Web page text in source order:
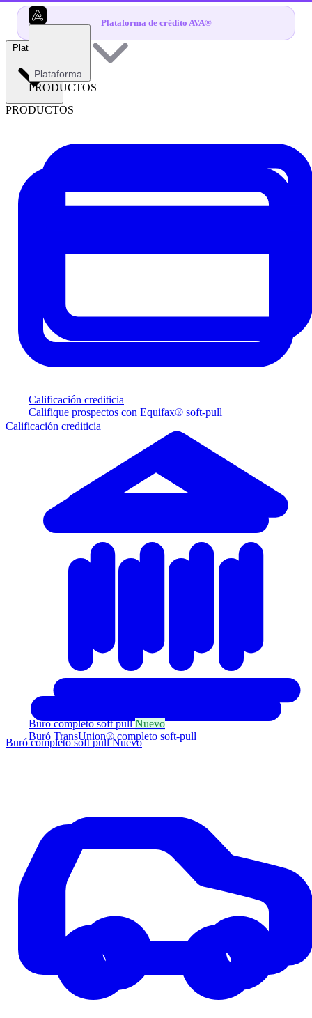
Plataforma de crédito AVA®
Plataforma
PRODUCTOS
Calificación crediticia
Califique prospectos con Equifax® soft-pull
Buró completo soft pullNuevo
Buró TransUnion® completo soft-pull
Plataforma
PRODUCTOS
Calificación crediticia
Buró completo soft pullNuevo